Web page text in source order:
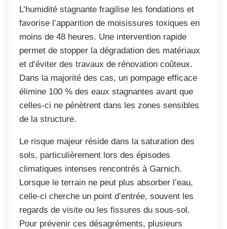
L’humidité stagnante fragilise les fondations et
favorise l’apparition de moisissures toxiques en
moins de 48 heures. Une intervention rapide
permet de stopper la dégradation des matériaux
et d’éviter des travaux de rénovation coûteux.
Dans la majorité des cas, un pompage efficace
élimine 100 % des eaux stagnantes avant que
celles-ci ne pénètrent dans les zones sensibles
de la structure.
Le risque majeur réside dans la saturation des
sols, particulièrement lors des épisodes
climatiques intenses rencontrés à Garnich.
Lorsque le terrain ne peut plus absorber l’eau,
celle-ci cherche un point d’entrée, souvent les
regards de visite ou les fissures du sous-sol.
Pour prévenir ces désagréments, plusieurs